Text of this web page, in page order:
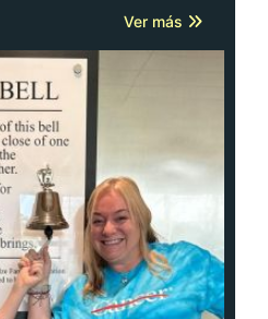
Ver más